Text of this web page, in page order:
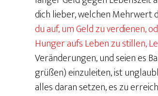
dich lieber, welchen Mehrwert
du auf, um Geld zu verdienen,
Hunger aufs Leben zu stillen,
Veränderungen, und seien es
grüßen) einzuleiten, ist
alles daran setzen, es zu